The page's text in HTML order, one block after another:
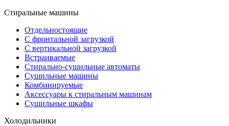
Стиральные машины
Отдельностоящие
С фронтальной загрузкой
С вертикальной загрузкой
Встраиваемые
Стирально-сушильные автоматы
Сушильные машины
Комбинируемые
Аксессуары к стиральным машинам
Сушильные шкафы
Холодильники